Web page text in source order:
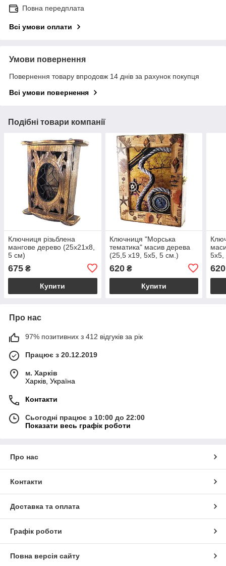
Повна передплата
Всі умови оплати
Умови повернення
Повернення товару впродовж 14 днів за рахунок покупця
Всі умови повернення
Подібні товари компанії
Ключниця різьблена
мангове дерево (25х21х8,
5 см)
675 ₴
Купити
Ключниця "Морська
тематика" масив дерева
(25,5 х19, 5х5, 5 см.)
620₴
Купити
620
Про нас
97% позитивних з 412 відгуків за рік
Працює з 20.12.2019
м. Харків
Харків, Україна
Контакти
Сьогодні працює з 10:00 до 22:00
Показати весь графік роботи
Про нас
Контакти
Доставка та оплата
Графік роботи
Повна версія сайту